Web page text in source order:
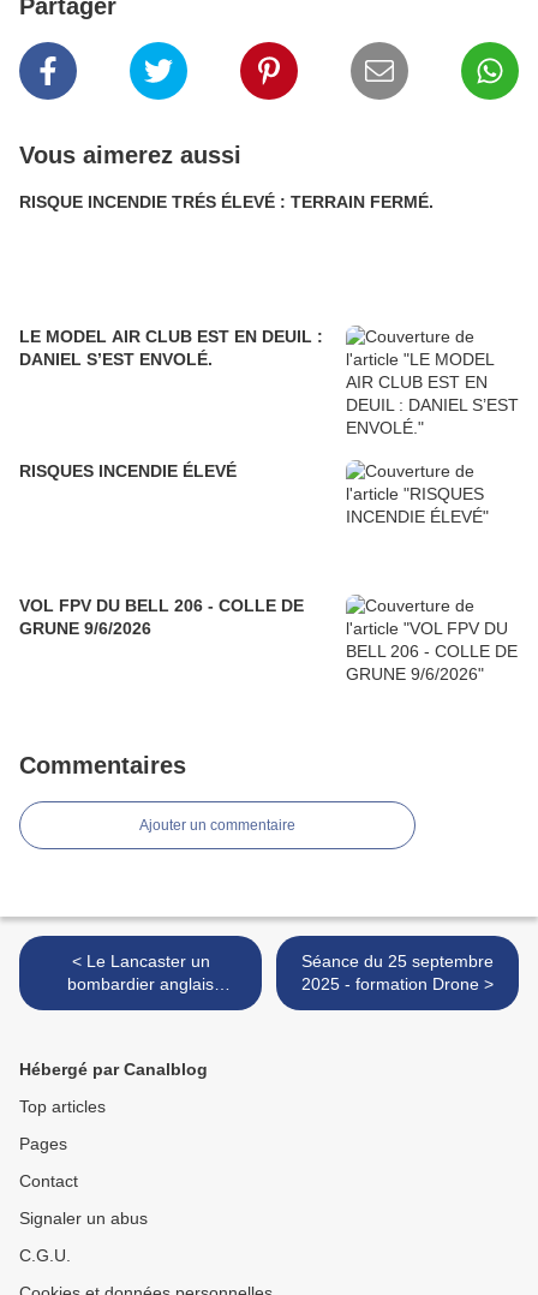
Partager
Vous aimerez aussi
RISQUE INCENDIE TRÉS ÉLEVÉ : TERRAIN FERMÉ.
LE MODEL AIR CLUB EST EN DEUIL :
DANIEL S’EST ENVOLÉ.
RISQUES INCENDIE ÉLEVÉ
VOL FPV DU BELL 206 - COLLE DE
GRUNE 9/6/2026
Commentaires
Ajouter un commentaire
< Le Lancaster un
bombardier anglais
quadrimoteur.
Séance du 25 septembre
2025 - formation Drone >
Hébergé par Canalblog
Top articles
Pages
Contact
Signaler un abus
C.G.U.